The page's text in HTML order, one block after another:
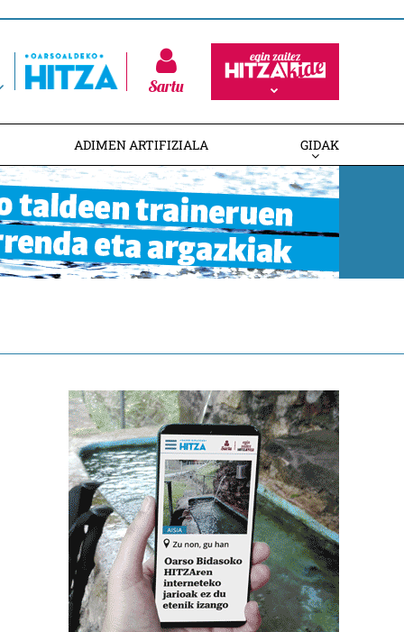
Sartu
ADIMEN ARTIFIZIALA GIDAK